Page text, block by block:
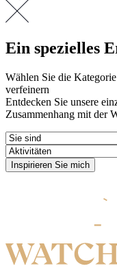
Ein spezielles
Wählen Sie die
verfeinern
Entdecken Sie unsere
Zusammenhang mit der